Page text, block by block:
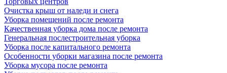
Очистка крыш от наледи и снега
Уборка помещений после ремонта
Качественная уборка дома после ремонта
Генеральная послестроительная уборка
Уборка после капитального ремонта
Особенности уборки магазина после ремонта
Уборка мусора после ремонта